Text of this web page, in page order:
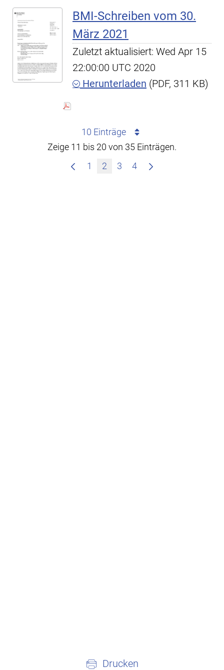
BMI-Schreiben vom 30.
März 2021
Zuletzt aktualisiert: Wed Apr 15
22:00:00 UTC 2020
Herunterladen (PDF, 311 KB)
10 Einträge
Zeige 11 bis 20 von 35 Einträgen.
1
2 3 4
Drucken